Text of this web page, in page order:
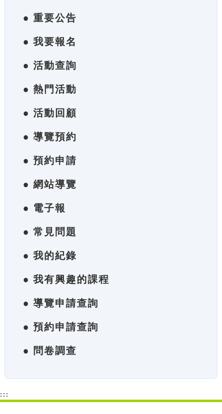
● 重要公告
● 我要報名
● 活動查詢
● 熱門活動
● 活動回顧
● 導覽預約
● 預約申請
● 網站導覽
● 電子報
● 常見問題
● 我的紀錄
● 我有興趣的課程
● 導覽申請查詢
● 預約申請查詢
● 問卷調查
:::